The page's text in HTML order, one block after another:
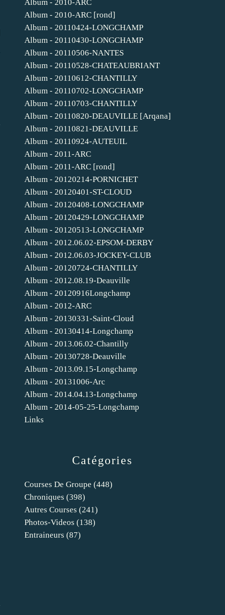
Catégories
Courses De Groupe (448)
Chroniques (398)
Autres Courses (241)
Photos-Videos (138)
Entraineurs (87)
Album - 2010-ARC
Album - 2010-ARC [rond]
Album - 20110424-LONGCHAMP
Album - 20110430-LONGCHAMP
Album - 20110506-NANTES
Album - 20110528-CHATEAUBRIANT
Album - 20110612-CHANTILLY
Album - 20110702-LONGCHAMP
Album - 20110703-CHANTILLY
Album - 20110820-DEAUVILLE [Arqana]
Album - 20110821-DEAUVILLE
Album - 20110924-AUTEUIL
Album - 2011-ARC
Album - 2011-ARC [rond]
Album - 20120214-PORNICHET
Album - 20120401-ST-CLOUD
Album - 20120408-LONGCHAMP
Album - 20120429-LONGCHAMP
Album - 20120513-LONGCHAMP
Album - 2012.06.02-EPSOM-DERBY
Album - 2012.06.03-JOCKEY-CLUB
Album - 20120724-CHANTILLY
Album - 2012.08.19-Deauville
Album - 20120916Longchamp
Album - 2012-ARC
Album - 20130331-Saint-Cloud
Album - 20130414-Longchamp
Album - 2013.06.02-Chantilly
Album - 20130728-Deauville
Album - 2013.09.15-Longchamp
Album - 20131006-Arc
Album - 2014.04.13-Longchamp
Album - 2014-05-25-Longchamp
Links